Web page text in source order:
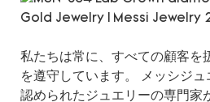
私たちは常に、すべての顧客を
を遵守しています。 メッシジ
認められたジュエリーの専門家